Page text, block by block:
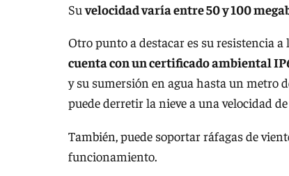
Suvelocidad varía entre 50 y 100
Otro punto a destacar es su resistencia
cuenta con un certificado ambiental
y su sumersión en agua hasta un
puede derretir la nieve a una velocidad
También, puede soportar ráfagas de
funcionamiento.